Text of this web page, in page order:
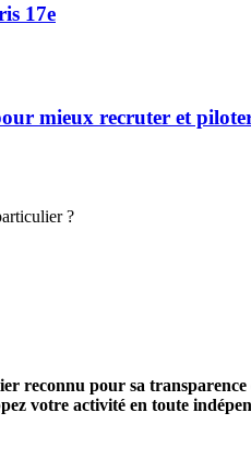
17e
mieux recruter et
?
reconnu pour sa
votre activité en toute